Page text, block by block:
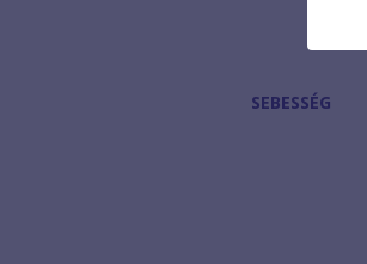
SEBESSÉG